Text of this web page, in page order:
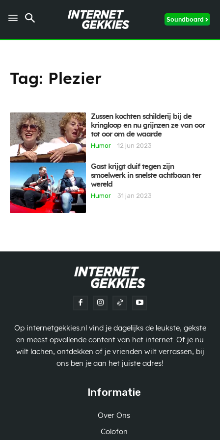
Soundboard
Tag: Plezier
Zussen kochten schilderij bij de
kringloop en nu grijnzen ze van oor
tot oor om de waarde
Humor
12 jun 2023
Gast krijgt duif tegen zijn
smoelwerk in snelste achtbaan ter
wereld
Humor
31 jan 2023
Op internetgekkies.nl vind je dagelijks de leukste, gekste
en meest opvallende content van het internet. Of je nu
wilt lachen, ontdekken of je vrienden wilt verrassen, bij
ons ben je aan het juiste adres!
Informatie
Over Ons
Colofon